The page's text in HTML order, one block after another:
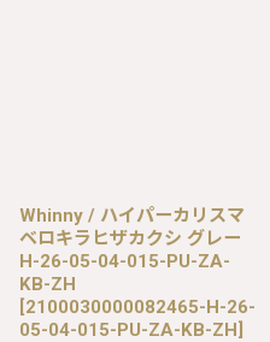
Whinny / ハイパーカリスマ
ベロキラヒザカクシ グレー
H-26-05-04-015-PU-ZA-
KB-ZH
[2100030000082465-H-26-
05-04-015-PU-ZA-KB-ZH]